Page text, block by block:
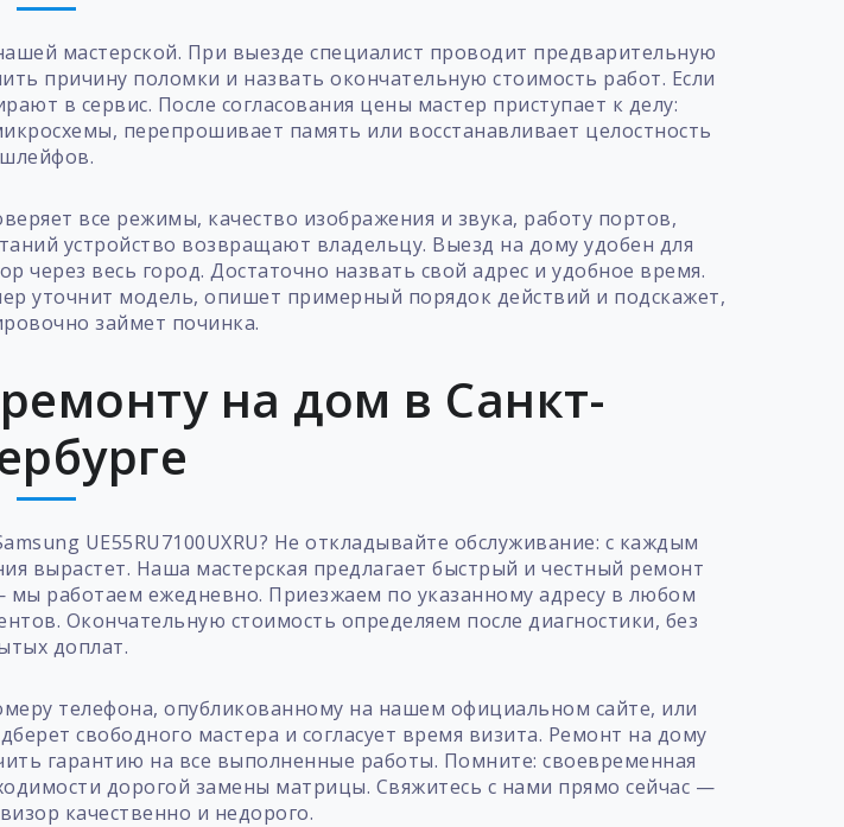
мастерской. При выезде специалист проводит предварительную
причину поломки и назвать окончательную стоимость работ. Если
в сервис. После согласования цены мастер приступает к делу:
перепрошивает память или восстанавливает целостность
шлейфов.
все режимы, качество изображения и звука, работу портов,
устройство возвращают владельцу. Выезд на дому удобен для
через весь город. Достаточно назвать свой адрес и удобное время.
уточнит модель, опишет примерный порядок действий и подскажет,
займет починка.
на дом в Санкт-
UE55RU7100UXRU? Не откладывайте обслуживание: с каждым
вырастет. Наша мастерская предлагает быстрый и честный ремонт
работаем ежедневно. Приезжаем по указанному адресу в любом
Окончательную стоимость определяем после диагностики, без
доплат.
телефона, опубликованному на нашем официальном сайте, или
свободного мастера и согласует время визита. Ремонт на дому
гарантию на все выполненные работы. Помните: своевременная
дорогой замены матрицы. Свяжитесь с нами прямо сейчас —
качественно и недорого.